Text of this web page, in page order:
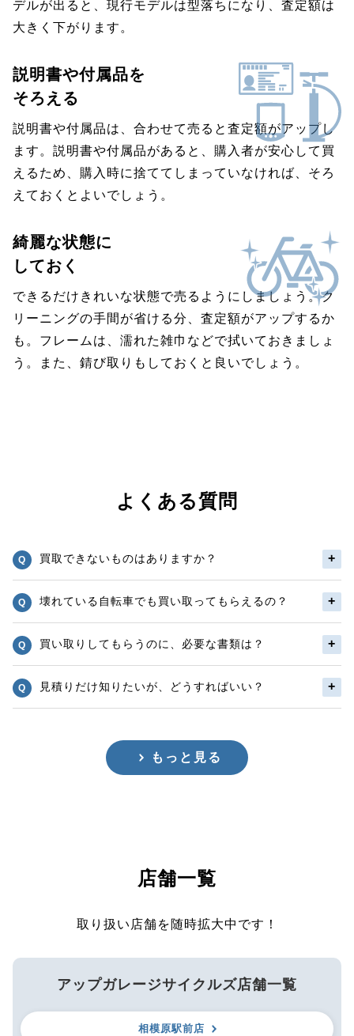
デルが出ると、現行モデルは型落ちになり、査定額は
大きく下がります。
説明書や付属品を
そろえる
説明書や付属品は、合わせて売ると査定額がアップし
ます。説明書や付属品があると、購入者が安心して買
えるため、購入時に捨ててしまっていなければ、そろ
えておくとよいでしょう。
綺麗な状態に
しておく
できるだけきれいな状態で売るようにしましょう。ク
リーニングの手間が省ける分、査定額がアップするか
も。フレームは、濡れた雑巾などで拭いておきましょ
う。また、錆び取りもしておくと良いでしょう。
よくある質問
買取できないものはありますか？
壊れている自転車でも買い取ってもらえるの？
買い取りしてもらうのに、必要な書類は？
見積りだけ知りたいが、どうすればいい？
もっと見る
店舗一覧
取り扱い店舗を随時拡大中です！
アップガレージサイクルズ店舗一覧
相模原駅前店